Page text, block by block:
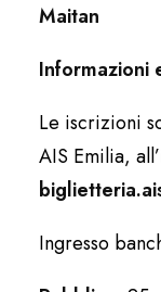
Maitan
Informazioni
Le iscrizioni
AIS Emilia,
Ingresso